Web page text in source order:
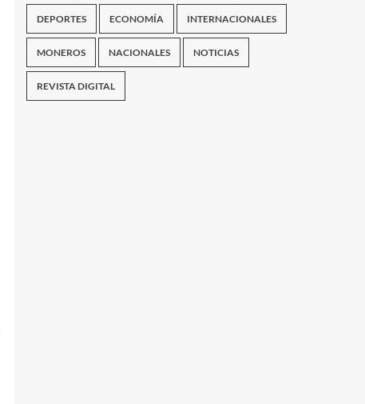
DEPORTES ECONOMÍA INTERNACIONALES
MONEROS NACIONALES NOTICIAS
REVISTA DIGITAL